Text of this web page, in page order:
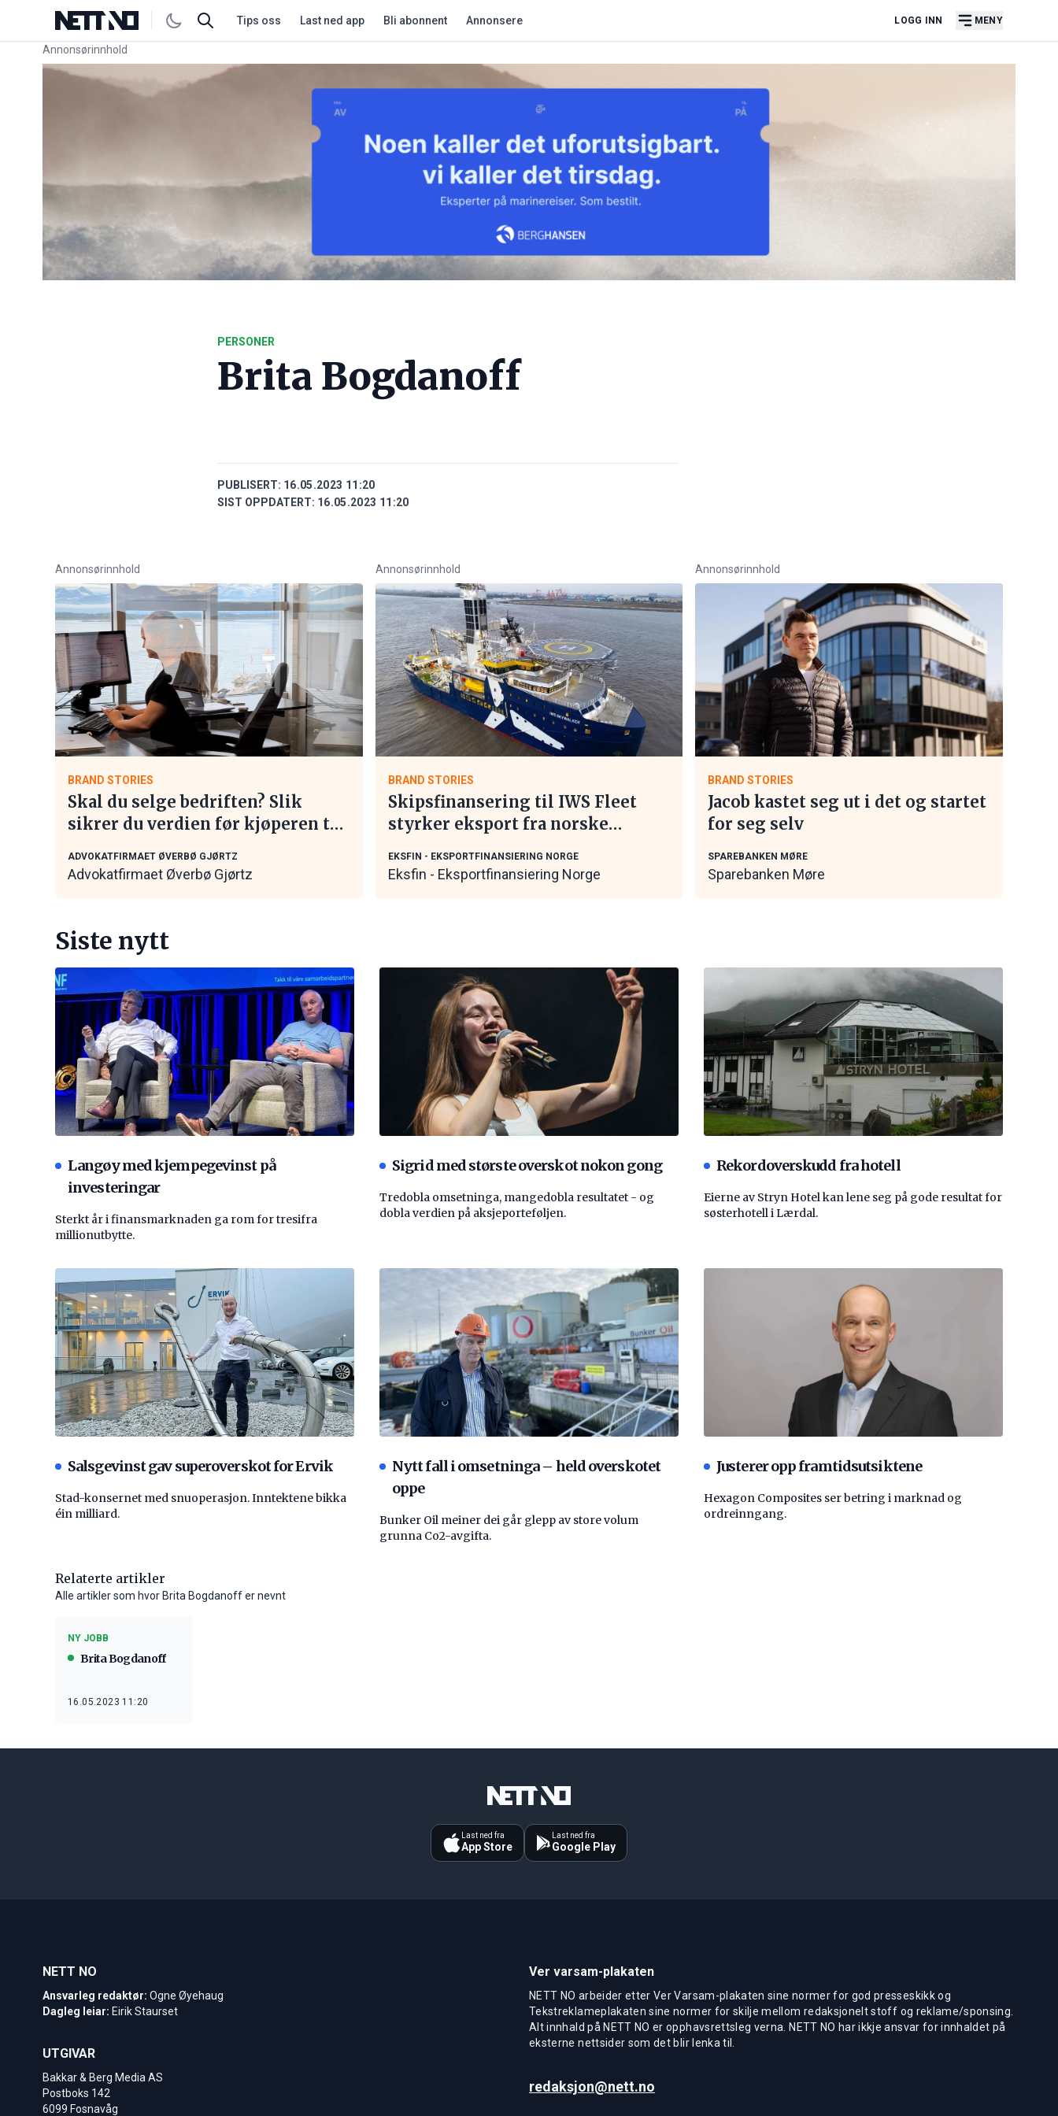
Tips oss Last ned app Bli abonnent Annonsere LOGG INN MENY
Annonsørinnhold
Link for annonse
PERSONER
Brita Bogdanoff
PUBLISERT: 16.05.2023 11:20
SIST OPPDATERT: 16.05.2023 11:20
Annonsørinnhold
BRAND STORIES
Skal du selge bedriften? Slik
sikrer du verdien før kjøperen tar
ADVOKATFIRMAET ØVERBØ GJØRTZ
Advokatfirmaet Øverbø Gjørtz
Annonsørinnhold
BRAND STORIES
Skipsfinansering til IWS Fleet
styrker eksport fra norske
EKSFIN - EKSPORTFINANSIERING NORGE
Eksfin - Eksportfinansiering Norge
Annonsørinnhold
BRAND STORIES
Jacob kastet seg ut i det og startet
for seg selv
SPAREBANKEN MØRE
Sparebanken Møre
Siste nytt
Langøy med kjempegevinst på
investeringar
Sterkt år i finansmarknaden ga rom for tresifra
millionutbytte.
Sigrid med største overskot nokon gong
Tredobla omsetninga, mangedobla resultatet - og
dobla verdien på aksjeporteføljen.
Rekordoverskudd fra hotell
Eierne av Stryn Hotel kan lene seg på gode resultat for
søsterhotell i Lærdal.
Salsgevinst gav superoverskot for Ervik
Stad-konsernet med snuoperasjon. Inntektene bikka
éin milliard.
Nytt fall i omsetninga – held overskotet
oppe
Bunker Oil meiner dei går glepp av store volum
grunna Co2-avgifta.
Justerer opp framtidsutsiktene
Hexagon Composites ser betring i marknad og
ordreinngang.
Relaterte artikler
Alle artikler som hvor Brita Bogdanoff er nevnt
NY JOBB
Brita Bogdanoff
16.05.2023 11:20
Last ned fra
App Store
Last ned fra
Google Play
NETT NO
Ansvarleg redaktør: Ogne Øyehaug
Dagleg leiar: Eirik Staurset
UTGIVAR
Bakkar & Berg Media AS
Postboks 142
6099 Fosnavåg
Ver varsam-plakaten
NETT NO arbeider etter Ver Varsam-plakaten sine normer for god presseskikk og
Tekstreklameplakaten sine normer for skilje mellom redaksjonelt stoff og reklame/sponsing.
Alt innhald på NETT NO er opphavsrettsleg verna. NETT NO har ikkje ansvar for innhaldet på
eksterne nettsider som det blir lenka til.
redaksjon@nett.no